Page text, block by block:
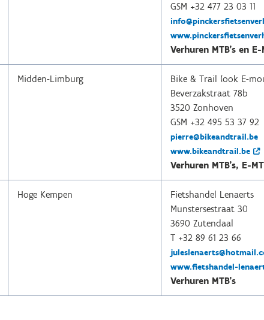
GSM +32 477 23 03 11
Verhuren MTB's en E-
Midden-Limburg
Bike & Trail (ook E-
Beverzakstraat 78b
3520 Zonhoven
GSM +32 495 53 37 92
pierre@bikeandtrail.be
www.bikeandtrail.be
Verhuren MTB's, E-
Hoge Kempen
Fietshandel Lenaerts
Munstersestraat 30
3690 Zutendaal
T +32 89 61 23 66
www.fietshandel-
Verhuren MTB's